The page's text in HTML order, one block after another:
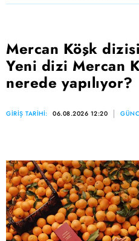
Mercan Köşk
Yeni dizi Mercan
nerede yapılıyor?
GİRİŞ TARİHİ: 06.08.2026 12:20